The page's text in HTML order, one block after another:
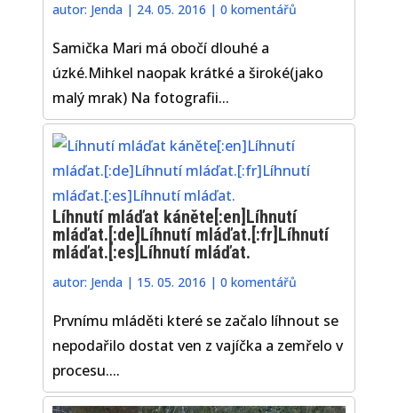
autor: Jenda | 24. 05. 2016 |0 komentářů
Samička Mari má obočí dlouhé a
úzké.Mihkel naopak krátké a široké(jako
malý mrak) Na fotografii...
Líhnutí mláďat káněte[:en]Líhnutí
mláďat.[:de]Líhnutí mláďat.[:fr]Líhnutí
mláďat.[:es]Líhnutí mláďat.
autor: Jenda | 15. 05. 2016 |0 komentářů
Prvnímu mláděti které se začalo líhnout se
nepodařilo dostat ven z vajíčka a zemřelo v
procesu....